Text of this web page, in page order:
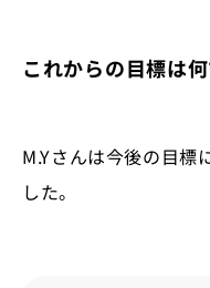
これからの目標は
M.Yさんは今後の目標
した。